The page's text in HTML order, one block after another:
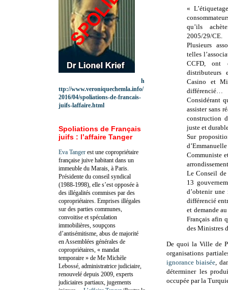
«
qu’ils
2005/29/CE.
Plusieurs
telles
CCFD, ont
distributeurs
Casino et
différencié…
Considérant
assister sans
construction
juste et
Sur
Communiste
Le Conseil
13
d’obtenir une
différencié
et demande
Français afin
des Ministres
De quoi la Ville de
organisations
ignorance biaisée,
déterminer les
occupée par la
h
ttp://www.veroniquechemla.info/
2016/04/spoliations-de-francais-
juifs-laffaire.html
Spoliations de Français
juifs : l’affaire Tanger
Eva Tanger est une copropriétaire
française juive habitant dans un
immeuble du Marais, à Paris.
Présidente du conseil syndical
(1988-1998), elle s’est opposée à
des illégalités commises par des
copropriétaires. Emprises illégales
sur des parties communes,
convoitise et spéculation
immobilières, soupçons
d’antisémitisme, abus de majorité
en Assemblées générales de
copropriétaires, « mandat
temporaire » de Me Michèle
Lebossé, administratrice judiciaire,
renouvelé depuis 2009, experts
judiciaires partiaux, jugements